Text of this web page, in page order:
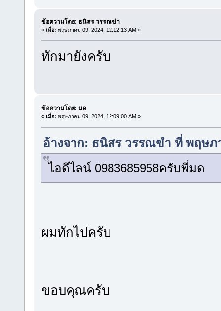
ข้อความโดย: ธนิสร วรรณขำ
« เมื่อ: พฤษภาคม 09, 2024, 12:12:13 AM »
ทักมายังครับ
ข้อความโดย: มด
« เมื่อ: พฤษภาคม 09, 2024, 12:09:00 AM »
อ้างจาก: ธนิสร วรรณขำ ที่ พฤษภ
ไอดีไลน์ 0983685958ครับพี่มด
ผมทักไปครับ
ขอบคุณครับ